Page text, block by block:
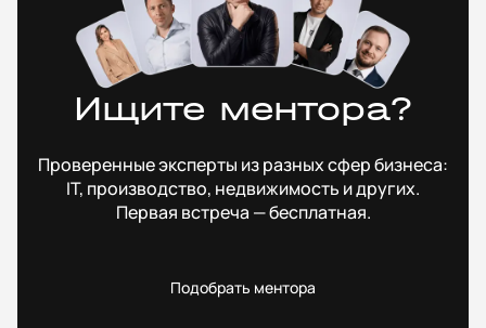
Ищите ментора?
Проверенные эксперты из разных сфер бизнеса:
IT, производство, недвижимость и других.
Первая встреча — бесплатная.
Подобрать ментора